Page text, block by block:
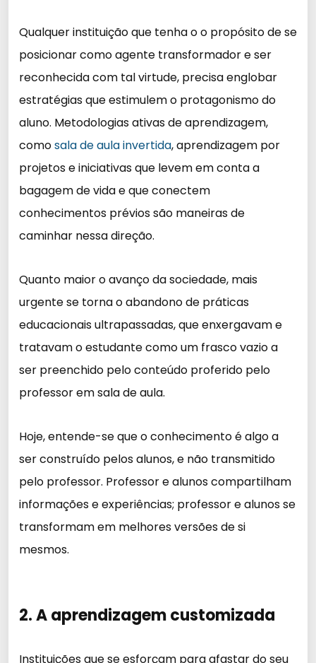
Qualquer instituição que tenha o o propósito de se
posicionar como agente transformador e ser
reconhecida com tal virtude, precisa englobar
estratégias que estimulem o protagonismo do
aluno. Metodologias ativas de aprendizagem,
comosala de aula invertida, aprendizagem por
projetos e iniciativas que levem em conta a
bagagem de vida e que conectem
conhecimentos prévios são maneiras de
caminhar nessa direção.
Quanto maior o avanço da sociedade, mais
urgente se torna o abandono de práticas
educacionais ultrapassadas, que enxergavam e
tratavam o estudante como um frasco vazio a
ser preenchido pelo conteúdo proferido pelo
professor em sala de aula.
Hoje, entende-se que o conhecimento é algo a
ser construído pelos alunos, e não transmitido
pelo professor. Professor e alunos compartilham
informações e experiências; professor e alunos se
transformam em melhores versões de si
mesmos.
2. A aprendizagem customizada
Instituições que se esforçam para afastar do seu